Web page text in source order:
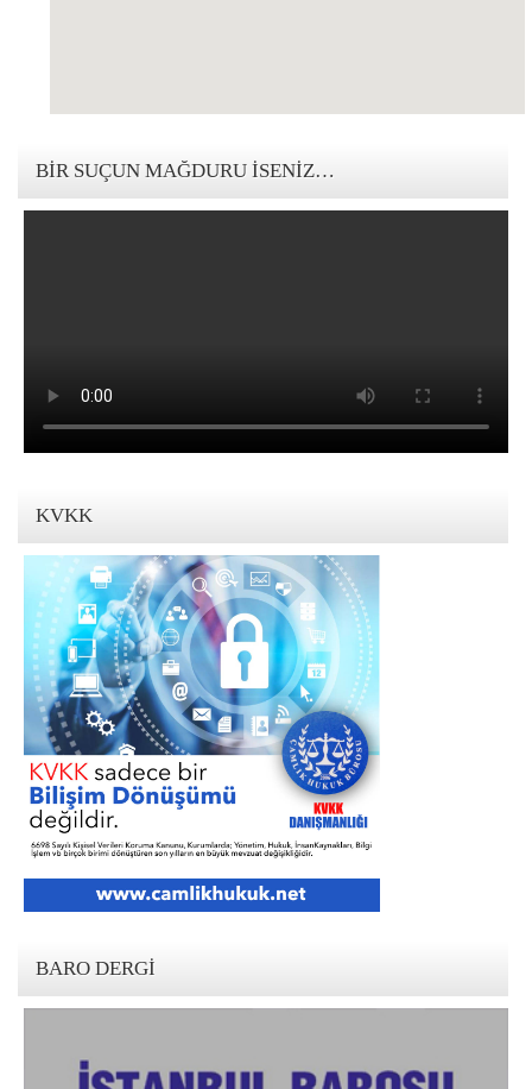
BIR SUÇUN MAĞDURU İSENIZ…
KVKK
BARO DERGI